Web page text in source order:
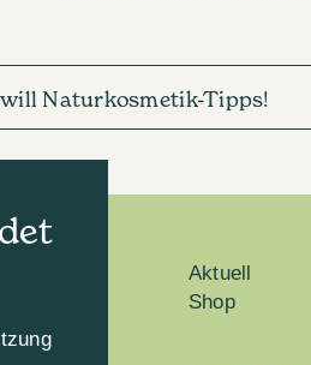
will Naturkosmetik-Tipps!
Aktuell
Shop